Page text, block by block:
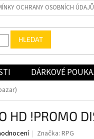
OCHRANY OSOBNÍCH ÚDAJŮ
HLEDAT
DÁRKOVÉ
HD !PROMO
Značka:RPG